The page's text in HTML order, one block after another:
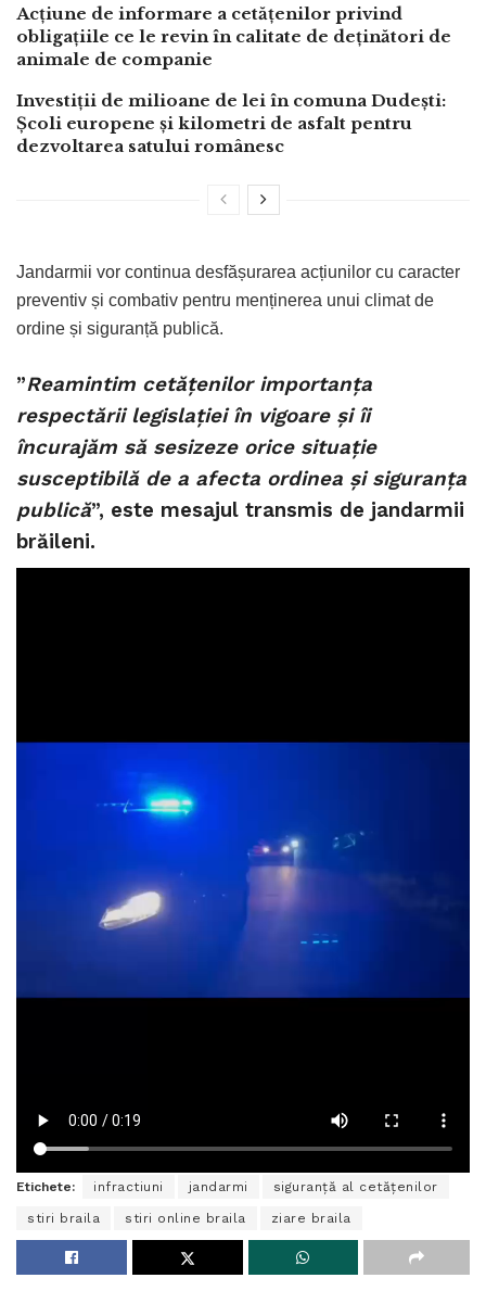
Acțiune de informare a cetățenilor privind
obligațiile ce le revin în calitate de deținători de
animale de companie
Investiții de milioane de lei în comuna Dudești:
Școli europene și kilometri de asfalt pentru
dezvoltarea satului românesc
Jandarmii vor continua desfășurarea acțiunilor cu caracter
preventiv și combativ pentru menținerea unui climat de
ordine și siguranță publică.
”Reamintim cetățenilor importanța
respectării legislației în vigoare și îi
încurajăm să sesizeze orice situație
susceptibilă de a afecta ordinea și siguranța
publică”, este mesajul transmis de jandarmii
brăileni.
Etichete: infractiuni jandarmi siguranță al cetățenilor
stiri braila stiri online braila ziare braila